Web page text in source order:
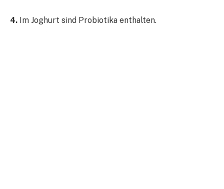
4. Im Joghurt sind Probiotika enthalten.